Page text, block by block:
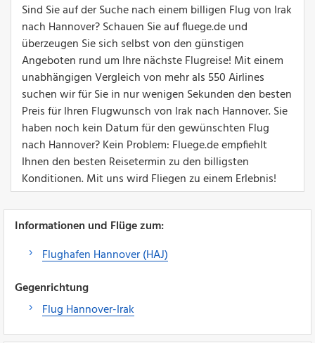
Sind Sie auf der Suche nach einem billigen Flug von Irak
nach Hannover? Schauen Sie auf fluege.de und
überzeugen Sie sich selbst von den günstigen
Angeboten rund um Ihre nächste Flugreise! Mit einem
unabhängigen Vergleich von mehr als 550 Airlines
suchen wir für Sie in nur wenigen Sekunden den besten
Preis für Ihren Flugwunsch von Irak nach Hannover. Sie
haben noch kein Datum für den gewünschten Flug
nach Hannover? Kein Problem: Fluege.de empfiehlt
Ihnen den besten Reisetermin zu den billigsten
Konditionen. Mit uns wird Fliegen zu einem Erlebnis!
Informationen und Flüge zum:
Flughafen Hannover (HAJ)
Gegenrichtung
Flug Hannover-Irak